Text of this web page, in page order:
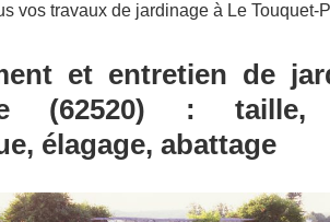
vos travaux de jardinage à Le Touquet-
et entretien de
(62520) : taille,
élagage, abattage